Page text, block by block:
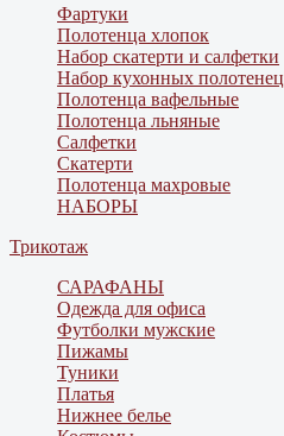
Фартуки
Полотенца хлопок
Набор скатерти и салфетки
Набор кухонных полотенец
Полотенца вафельные
Полотенца льняные
Салфетки
Скатерти
Полотенца махровые
НАБОРЫ
Трикотаж
САРАФАНЫ
Одежда для офиса
Футболки мужские
Пижамы
Туники
Платья
Нижнее белье